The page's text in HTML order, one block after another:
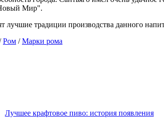
Мир".
лучшие традиции производства данного
Ром / Марки рома
Лучшее крафтовое пиво: история появления